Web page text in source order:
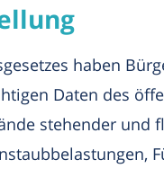
haben
Daten des
stehender und